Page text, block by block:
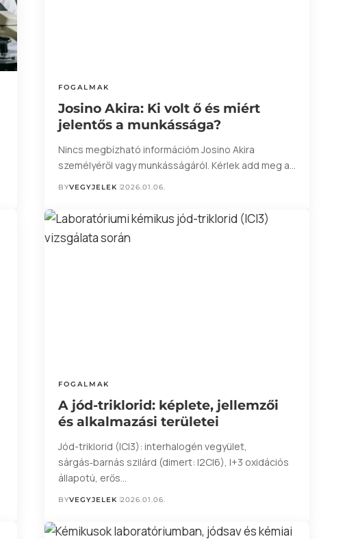
FOGALMAK
Josino Akira: Ki volt ő és miért
jelentős a munkássága?
Nincs megbízható információm Josino Akira
személyéről vagy munkásságáról. Kérlek add meg a…
BYVEGYJELEK 2026.01.06.
FOGALMAK
A jód-triklorid: képlete, jellemzői
és alkalmazási területei
Jód-triklorid (ICl3): interhalogén vegyület,
sárgás‑barnás szilárd (dimert: I2Cl6), I+3 oxidációs
állapotú, erős…
BYVEGYJELEK 2026.01.06.